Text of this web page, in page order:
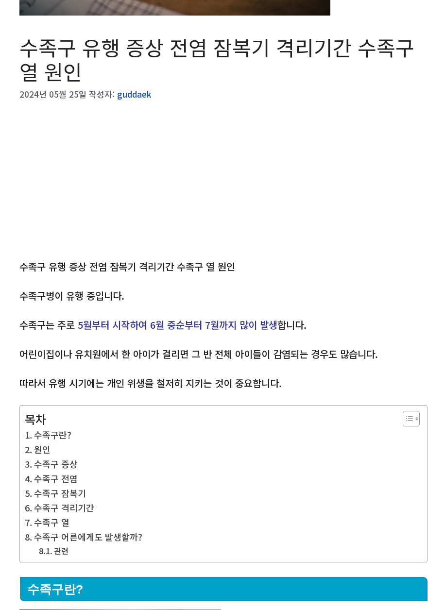
수족구 유행 증상 전염 잠복기 격리기간 수족구
열 원인
2024년 05월 25일 작성자: guddaek
수족구 유행 증상 전염 잠복기 격리기간 수족구 열 원인
수족구병이 유행 중입니다.
수족구는 주로 5월부터 시작하여 6월 중순부터 7월까지 많이 발생합니다.
어린이집이나 유치원에서 한 아이가 걸리면 그 반 전체 아이들이 감염되는 경우도 많습니다.
따라서 유행 시기에는 개인 위생을 철저히 지키는 것이 중요합니다.
목차
수족구란?
원인
수족구 증상
수족구 전염
수족구 잠복기
수족구 격리기간
수족구 열
수족구 어른에게도 발생할까?
관련
수족구란?